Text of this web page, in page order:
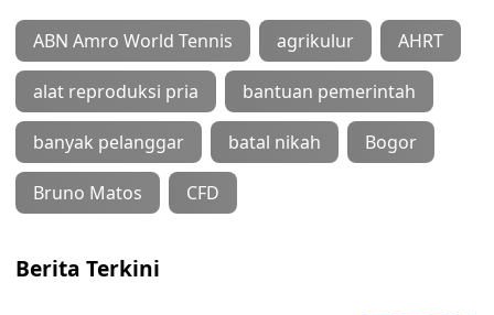
ABN Amro World Tennis agrikulur AHRT
alat reproduksi pria bantuan pemerintah
banyak pelanggar batal nikah Bogor
Bruno Matos CFD
Berita Terkini